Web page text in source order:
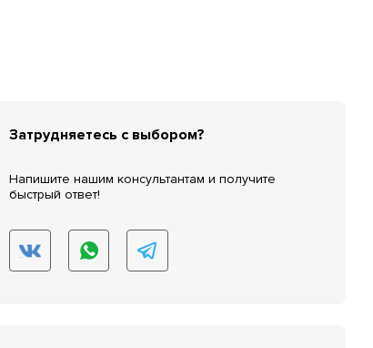
Затрудняетесь с выбором?
Напишите нашим консультантам и получите
быстрый ответ!